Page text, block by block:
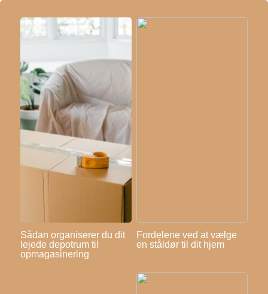
Sådan organiserer du dit
lejede depotrum til
opmagasinering
Fordelene ved at vælge
en ståldør til dit hjem